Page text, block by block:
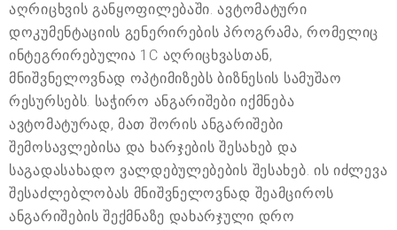
აღრიცხვის განყოფილებაში. ავტომატური
დოკუმენტაციის გენერირების პროგრამა, რომელიც
ინტეგრირებულია 1C აღრიცხვასთან,
მნიშვნელოვნად ოპტიმიზებს ბიზნესის სამუშაო
რესურსებს. საჭირო ანგარიშები იქმნება
ავტომატურად, მათ შორის ანგარიშები
შემოსავლებისა და ხარჯების შესახებ და
საგადასახადო ვალდებულებების შესახებ. ის იძლევა
შესაძლებლობას მნიშვნელოვნად შეამციროს
ანგარიშების შექმნაზე დახარჯული დრო